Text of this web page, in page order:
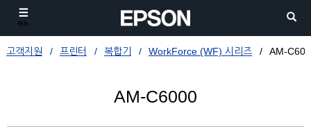
메뉴
고객지원 프린터 복합기 WorkForce (WF) 시리즈 AM-
AM-C6000